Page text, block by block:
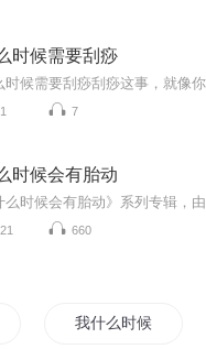
时候需要刮痧
1 7
时候会有胎动
21 660
我什么时候可以回家